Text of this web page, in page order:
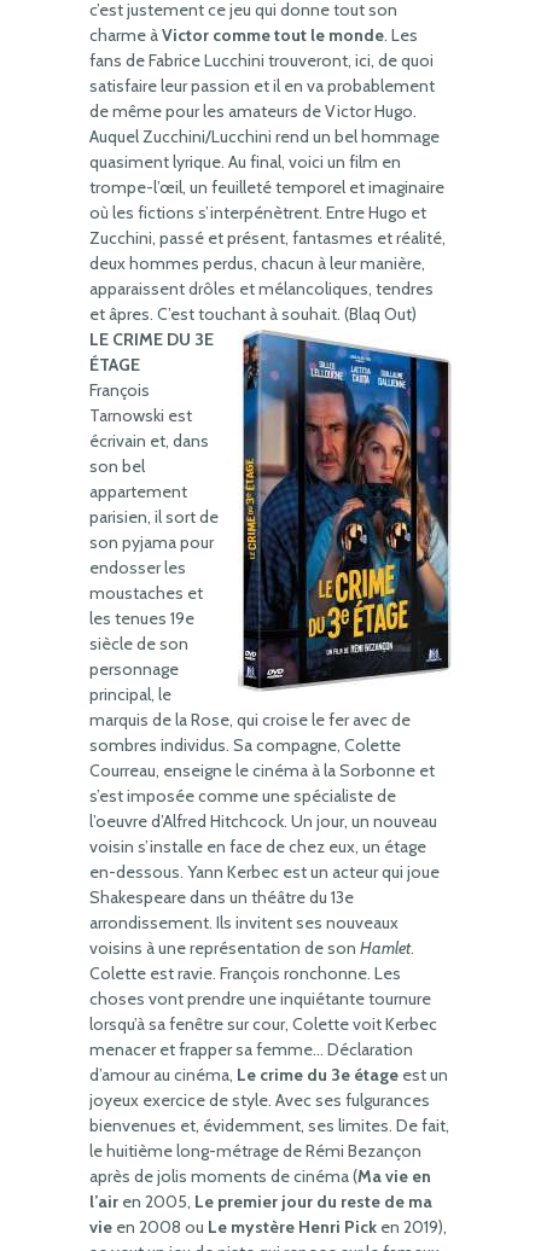
c’est justement ce jeu qui donne tout son
charme àVictor comme tout le monde. Les
fans de Fabrice Lucchini trouveront, ici, de quoi
satisfaire leur passion et il en va probablement
de même pour les amateurs de Victor Hugo.
Auquel Zucchini/Lucchini rend un bel hommage
quasiment lyrique. Au final, voici un film en
trompe-l’œil, un feuilleté temporel et imaginaire
où les fictions s’interpénètrent. Entre Hugo et
Zucchini, passé et présent, fantasmes et réalité,
deux hommes perdus, chacun à leur manière,
apparaissent drôles et mélancoliques, tendres
et âpres. C’est touchant à souhait. (Blaq Out)
LE CRIME DU 3E
ÉTAGE
François
Tarnowski est
écrivain et, dans
son bel
appartement
parisien, il sort de
son pyjama pour
endosser les
moustaches et
les tenues 19e
siècle de son
personnage
principal, le
marquis de la Rose, qui croise le fer avec de
sombres individus. Sa compagne, Colette
Courreau, enseigne le cinéma à la Sorbonne et
s’est imposée comme une spécialiste de
l’oeuvre d’Alfred Hitchcock. Un jour, un nouveau
voisin s’installe en face de chez eux, un étage
en-dessous. Yann Kerbec est un acteur qui joue
Shakespeare dans un théâtre du 13e
arrondissement. Ils invitent ses nouveaux
voisins à une représentation de son Hamlet.
Colette est ravie. François ronchonne. Les
choses vont prendre une inquiétante tournure
lorsqu’à sa fenêtre sur cour, Colette voit Kerbec
menacer et frapper sa femme… Déclaration
d’amour au cinéma, Le crime du 3e étage est un
joyeux exercice de style. Avec ses fulgurances
bienvenues et, évidemment, ses limites. De fait,
le huitième long-métrage de Rémi Bezançon
après de jolis moments de cinéma (Ma vie en
l’air en 2005, Le premier jour du reste de ma
vie en 2008 ou Le mystère Henri Pick en 2019),